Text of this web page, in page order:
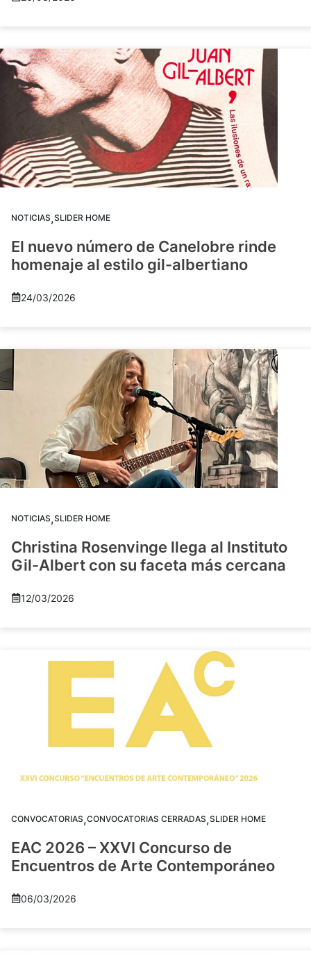
NOTICIAS,SLIDER HOME
El nuevo número de Canelobre rinde
homenaje al estilo gil-albertiano
24/03/2026
NOTICIAS,SLIDER HOME
Christina Rosenvinge llega al Instituto
Gil-Albert con su faceta más cercana
12/03/2026
CONVOCATORIAS,CONVOCATORIAS CERRADAS,SLIDER HOME
EAC 2026 – XXVI Concurso de
Encuentros de Arte Contemporáneo
06/03/2026